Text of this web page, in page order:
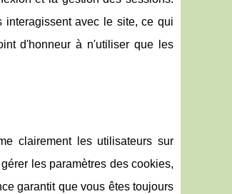
interagissent avec le site, ce qui
d'honneur à n'utiliser que les
clairement les utilisateurs sur
les paramètres des cookies,
garantit que vous êtes toujours